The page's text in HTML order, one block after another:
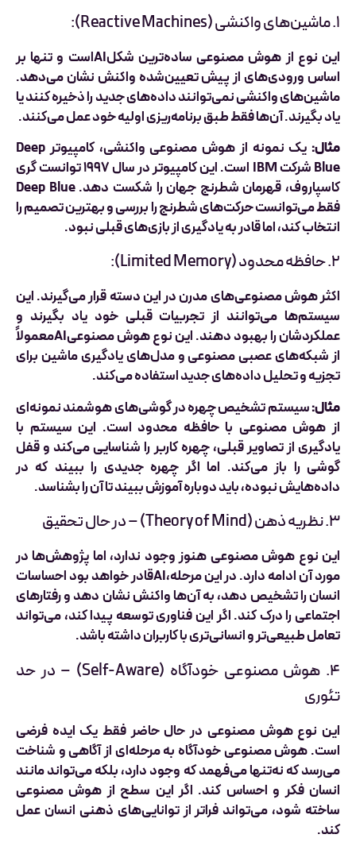
این نوع از هوش مصنوعی ساده‌ترین شکلAIاست و تنها بر
اساس ورودی‌های از پیش تعیین‌شده واکنش نشان می‌دهد.
ماشین‌های واکنشی نمی‌توانند داده‌های جدید را ذخیره کنند یا
یاد بگیرند. آن‌ها فقط طبق برنامه‌ریزی اولیه خود عمل می‌کنند.
مثال:
یک نمونه از هوش مصنوعی واکنشی، کامپیوتر Deep
Blue شرکت IBM است. این کامپیوتر در سال ۱۹۹۷ توانست گری
کاسپاروف، قهرمان شطرنج جهان را شکست دهد. Deep Blue
فقط می‌توانست حرکت‌های شطرنج را بررسی و بهترین تصمیم را
انتخاب کند، اما قادر به یادگیری از بازی‌های قبلی نبود.
۲. حافظه محدود (Limited Memory):
اکثر هوش مصنوعی‌های مدرن در این دسته قرار می‌گیرند. این
سیستم‌ها می‌توانند از تجربیات قبلی خود یاد بگیرند و
عملکردشان را بهبود دهند. این نوع هوش مصنوعیAIمعمولاً
از شبکه‌های عصبی مصنوعی و مدل‌های یادگیری ماشین برای
تجزیه و تحلیل داده‌های جدید استفاده می‌کند.
مثال:سیستم تشخیص چهره در گوشی‌های هوشمند نمونه‌ای
از هوش مصنوعی با حافظه محدود است. این سیستم با
یادگیری از تصاویر قبلی، چهره کاربر را شناسایی می‌کند و قفل
گوشی را باز می‌کند. اما اگر چهره جدیدی را ببیند که در
داده‌هایش نبوده، باید دوباره آموزش ببیند تا آن را بشناسد.
۳. نظریه ذهن (Theory of Mind) – در حال تحقیق
این نوع هوش مصنوعی هنوز وجود ندارد، اما پژوهش‌ها در
مورد آن ادامه دارد. در این مرحله،AIقادر خواهد بود احساسات
انسان را تشخیص دهد، به آن‌ها واکنش نشان دهد و رفتارهای
اجتماعی را درک کند. اگر این فناوری توسعه پیدا کند، می‌تواند
تعامل طبیعی‌تر و انسانی‌تری با کاربران داشته باشد.
۴. هوش مصنوعی خودآگاه (Self-Aware) – در حد
تئوری
این نوع هوش مصنوعی در حال حاضر فقط یک ایده فرضی
است. هوش مصنوعی خودآگاه به مرحله‌ای از آگاهی و شناخت
می‌رسد که نه‌تنها می‌فهمد که وجود دارد، بلکه می‌تواند مانند
انسان فکر و احساس کند. اگر این سطح از هوش مصنوعی
ساخته شود، می‌تواند فراتر از توانایی‌های ذهنی انسان عمل
کند.